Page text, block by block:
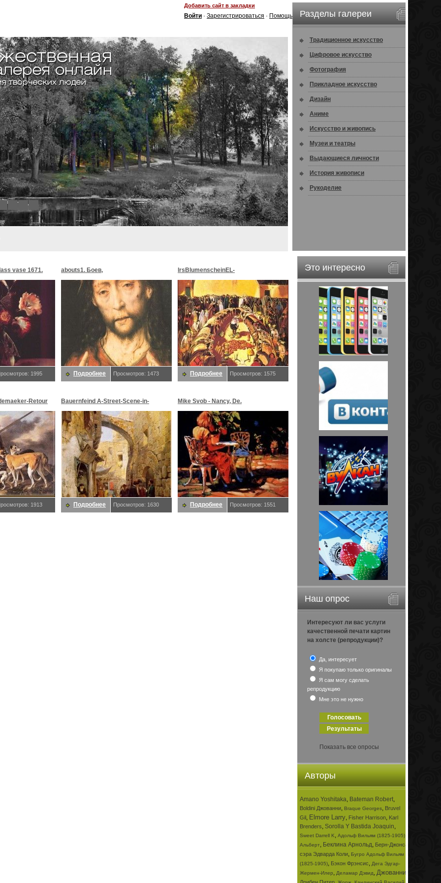
Добавить сайт в закладки
Войти · Зарегистрироваться · Помощь
8
Разделы галереи
Традиционное искусство
Цифровое искусство
Фотография
Прикладное искусство
Дизайн
Аниме
Искусство и живопись
Музеи и театры
Выдающиеся личности
История живописи
Рукоделие
Это интересно
Наш опрос
Интересуют ли вас услуги
качественной печати картин
на холсте (репродукции)?
Да, интересует
Я покупаю только оригиналы
Я сам могу сделать
репродукцию
Мне это не нужно
Показать все опросы
Авторы
Amano Yoshitaka, Bateman Robert,
Boldini Джованни, Braque Georges, Bruvel
Gil, Elmore Larry, Fisher Harrison, Karl
Brenders, Sorolla Y Bastida Joaquin,
Sweet Darrell K, Адольф Вильям (1825-1905)
Альберт, Беклина Арнольд, Берн-Джонса
сэра Эдварда Коли, Бугро Адольф Вильям
(1825-1905), Бэкон Фрэнсис, Дега Эдгар-
Жермен-Илер, Деламар Дэвид, Джованни
vase 1671.
1995
abouts1. Боев,
Подробнее Просмотров: 1473
lrsBlumenscheinEL-
MoonMorningstar&EveStar.
Blumenschein,
Подробнее Просмотров: 1575
Retour
1913
Bauernfeind A-Street-Scene-in-
Jerusalem-sj. Bauernfeind,
Подробнее Просмотров: 1630
Mike Svob - Nancy, De.
Подробнее Просмотров: 1551